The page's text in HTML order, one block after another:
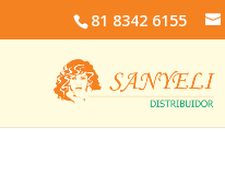
81 8342 6155